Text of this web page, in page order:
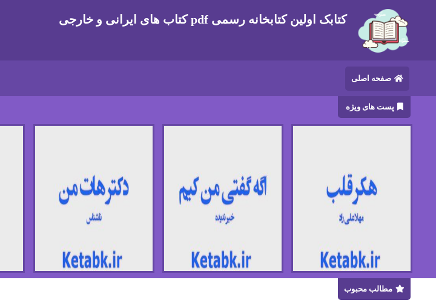
کتابک اولین کتابخانه رسمی pdf کتاب های ایرانی و خارجی
صفحه اصلی
پست های ویژه
مطالب محبوب